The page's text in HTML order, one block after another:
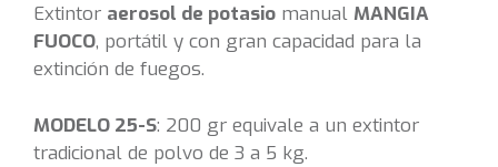
Extintor aerosol de potasio manual MANGIA
FUOCO, portátil y con gran capacidad para la
extinción de fuegos.
MODELO 25-S: 200 gr equivale a un extintor
tradicional de polvo de 3 a 5 kg.